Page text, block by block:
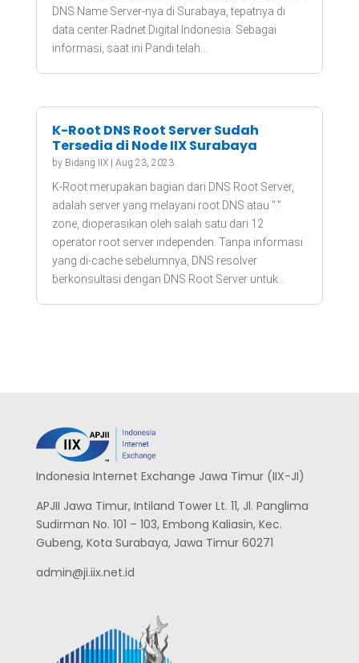
DNS Name Server-nya di Surabaya, tepatnya di
data center Radnet Digital Indonesia. Sebagai
informasi, saat ini Pandi telah...
K-Root DNS Root Server Sudah
Tersedia di Node IIX Surabaya
by Bidang IIX| Aug 23, 2023
K-Root merupakan bagian dari DNS Root Server,
adalah server yang melayani root DNS atau "."
zone, dioperasikan oleh salah satu dari 12
operator root server independen. Tanpa informasi
yang di-cache sebelumnya, DNS resolver
berkonsultasi dengan DNS Root Server untuk...
Indonesia Internet Exchange Jawa Timur (IIX-JI)
APJII Jawa Timur, Intiland Tower Lt. 11, Jl. Panglima
Sudirman No. 101 – 103, Embong Kaliasin, Kec.
Gubeng, Kota Surabaya, Jawa Timur 60271
admin@ji.iix.net.id